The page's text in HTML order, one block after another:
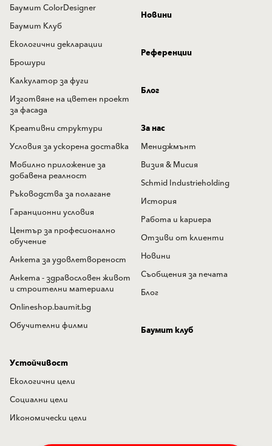
Баумит ColorDesigner
Баумит Клуб
Екологични декларации
Брошури
Калкулатор за фуги
Изготвяне на цветен проект
за фасада
Креативни структури
Условия за ускорена доставка
Мобилно приложение за
добавена реалност
Ръководства за полагане
Гаранционни условия
Център за професионално
обучение
Анкета за удовлетвореност
Анкета - здравословен живот
и строителни материали
Onlineshop.baumit.bg
Обучителни филми
Новини
Референции
Блог
За нас
Мениджмънт
Визия & Мисия
Schmid Industrieholding
История
Работа и кариера
Отзиви от клиенти
Новини
Съобщения за печата
Блог
Баумит клуб
Устойчивост
Екологични цели
Социални цели
Икономически цели